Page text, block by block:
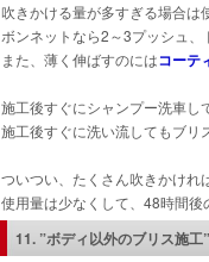
吹きかける量が多すぎる場合は
ボンネットなら2～3プッシュ
また、薄く伸ばすのにはコーテ
施工後すぐにシャンプー洗車し
施工後すぐに洗い流してもブリ
ついつい、たくさん吹きかけれ
使用量は少なくして、48時間
11. ”ボディ以外のブリス施工